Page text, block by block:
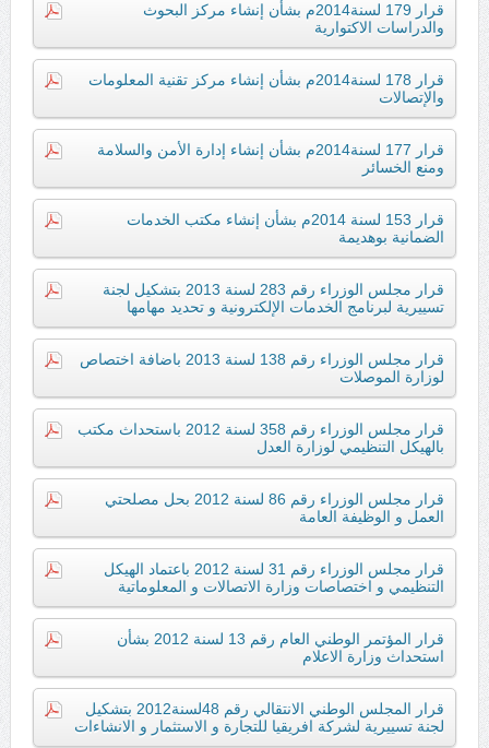
قرار 179 لسنة2014م بشأن إنشاء مركز البحوث
والدراسات الاكتوارية
قرار 178 لسنة2014م بشأن إنشاء مركز تقنية المعلومات
والإتصالات
قرار 177 لسنة2014م بشأن إنشاء إدارة الأمن والسلامة
ومنع الخسائر
قرار 153 لسنة 2014م بشأن إنشاء مكتب الخدمات
الضمانية بوهديمة
قرار مجلس الوزراء رقم 283 لسنة 2013 بتشكيل لجنة
تسييرية لبرنامج الخدمات الإلكترونية و تحديد مهامها
قرار مجلس الوزراء رقم 138 لسنة 2013 باضافة اختصاص
لوزارة الموصلات
قرار مجلس الوزراء رقم 358 لسنة 2012 باستحداث مكتب
بالهيكل التنظيمي لوزارة العدل
قرار مجلس الوزراء رقم 86 لسنة 2012 بحل مصلحتي
العمل و الوظيفة العامة
قرار مجلس الوزراء رقم 31 لسنة 2012 باعتماد الهيكل
التنظيمي و اختصاصات وزارة الاتصالات و المعلوماتية
قرار المؤتمر الوطني العام رقم 13 لسنة 2012 بشأن
استحداث وزارة الاعلام
قرار المجلس الوطني الانتقالي رقم 48لسنة2012 بتشكيل
لجنة تسييرية لشركة افريقيا للتجارة و الاستثمار و الانشاءات